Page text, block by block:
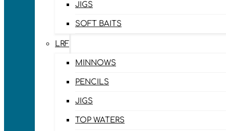
JIGS
SOFT BAITS
LRF
MINNOWS
PENCILS
JIGS
TOP WATERS